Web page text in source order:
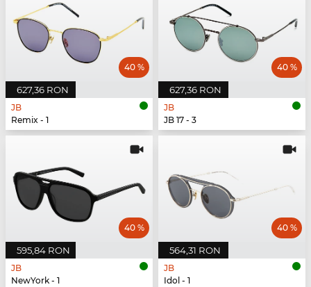
627,36 RON
40 %
JB
Remix - 1
627,36 RON
40 %
JB
JB 17 - 3
595,84 RON
40 %
JB
NewYork - 1
564,31 RON
40 %
JB
Idol - 1